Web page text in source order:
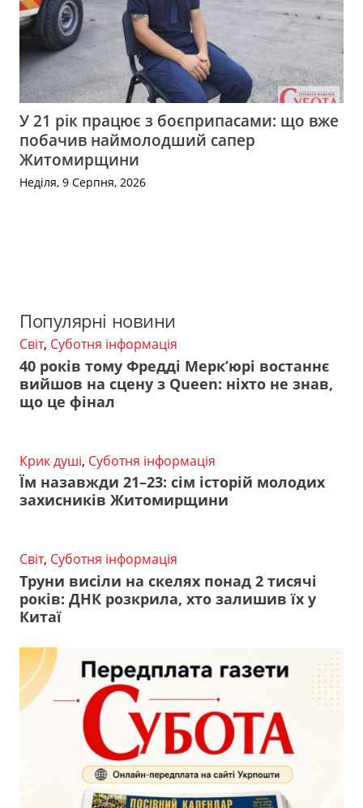
У 21 рік працює з боєприпасами: що вже
побачив наймолодший сапер
Житомирщини
Неділя, 9 Серпня, 2026
Популярні новини
Світ, Суботня інформація
40 років тому Фредді Мерк’юрі востаннє
вийшов на сцену з Queen: ніхто не знав,
що це фінал
Крик душі, Суботня інформація
Їм назавжди 21–23: сім історій молодих
захисників Житомирщини
Світ, Суботня інформація
Труни висіли на скелях понад 2 тисячі
років: ДНК розкрила, хто залишив їх у
Китаї